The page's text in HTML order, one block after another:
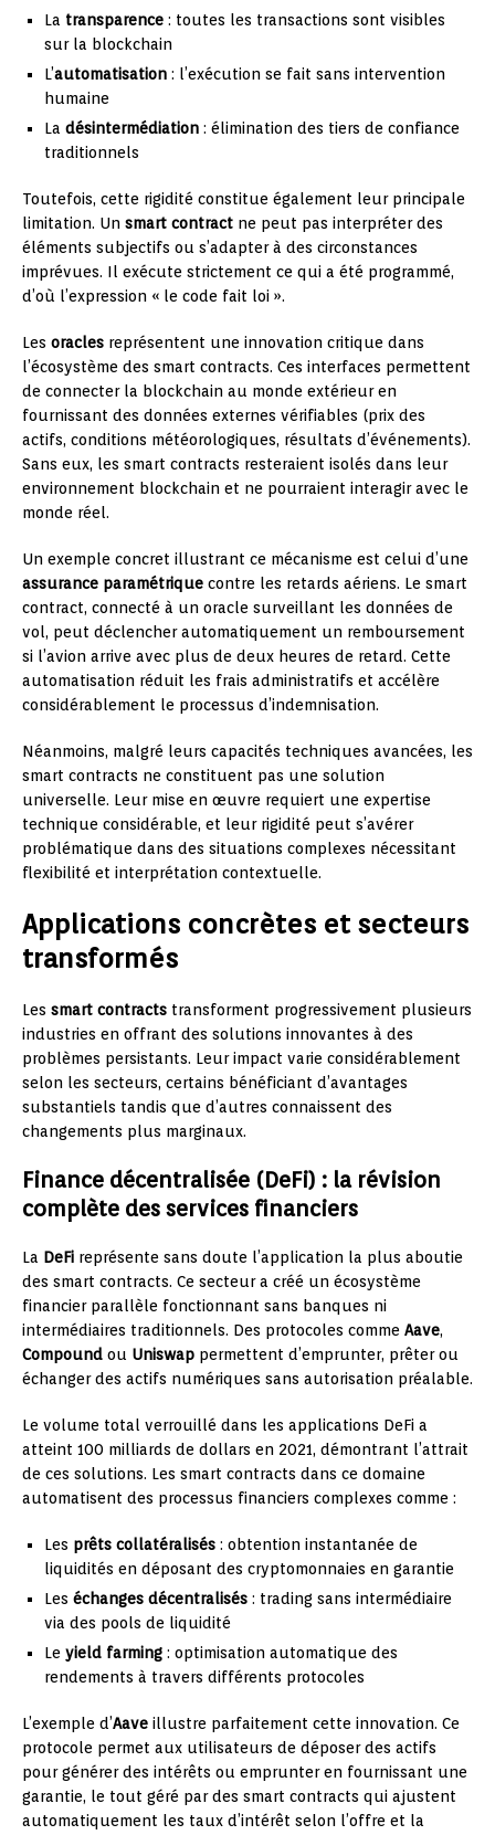
La transparence : toutes les transactions sont visibles
sur la blockchain
L’automatisation : l’exécution se fait sans intervention
humaine
La désintermédiation : élimination des tiers de confiance
traditionnels
Toutefois, cette rigidité constitue également leur principale
limitation. Un smart contract ne peut pas interpréter des
éléments subjectifs ou s’adapter à des circonstances
imprévues. Il exécute strictement ce qui a été programmé,
d’où l’expression « le code fait loi ».
Les oracles représentent une innovation critique dans
l’écosystème des smart contracts. Ces interfaces permettent
de connecter la blockchain au monde extérieur en
fournissant des données externes vérifiables (prix des
actifs, conditions météorologiques, résultats d’événements).
Sans eux, les smart contracts resteraient isolés dans leur
environnement blockchain et ne pourraient interagir avec le
monde réel.
Un exemple concret illustrant ce mécanisme est celui d’une
assurance paramétrique contre les retards aériens. Le smart
contract, connecté à un oracle surveillant les données de
vol, peut déclencher automatiquement un remboursement
si l’avion arrive avec plus de deux heures de retard. Cette
automatisation réduit les frais administratifs et accélère
considérablement le processus d’indemnisation.
Néanmoins, malgré leurs capacités techniques avancées, les
smart contracts ne constituent pas une solution
universelle. Leur mise en œuvre requiert une expertise
technique considérable, et leur rigidité peut s’avérer
problématique dans des situations complexes nécessitant
flexibilité et interprétation contextuelle.
Applications concrètes et secteurs
transformés
Les smart contracts transforment progressivement plusieurs
industries en offrant des solutions innovantes à des
problèmes persistants. Leur impact varie considérablement
selon les secteurs, certains bénéficiant d’avantages
substantiels tandis que d’autres connaissent des
changements plus marginaux.
Finance décentralisée (DeFi) : la révision
complète des services financiers
La DeFi représente sans doute l’application la plus aboutie
des smart contracts. Ce secteur a créé un écosystème
financier parallèle fonctionnant sans banques ni
intermédiaires traditionnels. Des protocoles comme Aave,
Compound ou Uniswap permettent d’emprunter, prêter ou
échanger des actifs numériques sans autorisation préalable.
Le volume total verrouillé dans les applications DeFi a
atteint 100 milliards de dollars en 2021, démontrant l’attrait
de ces solutions. Les smart contracts dans ce domaine
automatisent des processus financiers complexes comme :
Les prêts collatéralisés : obtention instantanée de
liquidités en déposant des cryptomonnaies en garantie
Les échanges décentralisés : trading sans intermédiaire
via des pools de liquidité
Le yield farming : optimisation automatique des
rendements à travers différents protocoles
L’exemple d’Aave illustre parfaitement cette innovation. Ce
protocole permet aux utilisateurs de déposer des actifs
pour générer des intérêts ou emprunter en fournissant une
garantie, le tout géré par des smart contracts qui ajustent
automatiquement les taux d’intérêt selon l’offre et la